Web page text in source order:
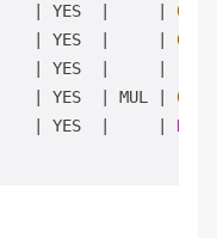
YES
0
YES
0
YES
YES MUL
0
YES
NULL